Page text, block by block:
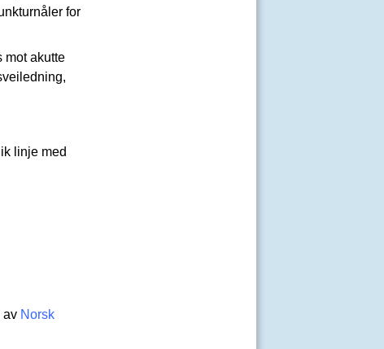
nåler for
mot akutte
linje med
av Norsk